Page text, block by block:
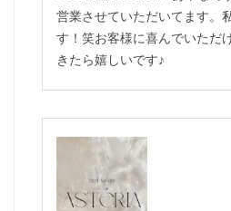
営業させていただいてます。
す！笑お客様に喜んでいただ
きたら嬉しいです♪